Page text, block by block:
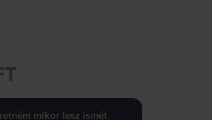
mikor lesz ismét